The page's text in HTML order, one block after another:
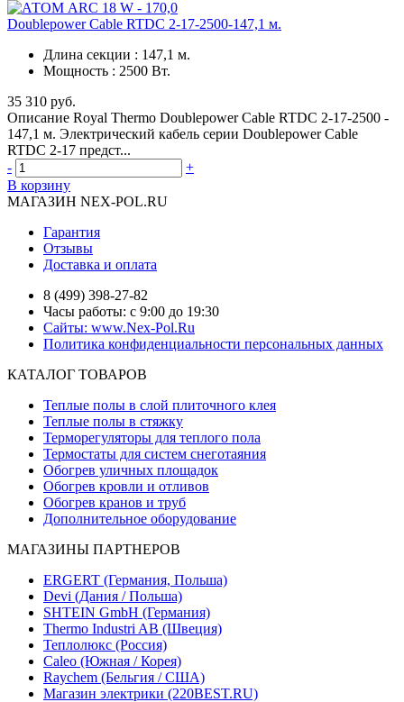
Doublepower Cable RTDC 2-17-2500-147,1 м.
Длина секции : 147,1 м.
Мощность : 2500 Вт.
35 310 руб.
Описание Royal Thermo Doublepower Cable RTDC 2-17-2500 -
147,1 м. Электрический кабель серии Doublepower Cable
RTDC 2-17 предст...
-
+
В корзину
МАГАЗИН NEX-POL.RU
Гарантия
Отзывы
Доставка и оплата
8 (499) 398-27-82
Часы работы: с 9:00 до 19:30
Сайты: www.Nex-Pol.Ru
Политика конфиденциальности персональных данных
КАТАЛОГ ТОВАРОВ
Теплые полы в слой плиточного клея
Теплые полы в стяжку
Терморегуляторы для теплого пола
Термостаты для систем снеготаяния
Обогрев уличных площадок
Обогрев кровли и отливов
Обогрев кранов и труб
Дополнительное оборудование
МАГАЗИНЫ ПАРТНЕРОВ
ERGERT (Германия, Польша)
Devi (Дания / Польша)
SHTEIN GmbH (Германия)
Thermo Industri AB (Швеция)
Теплолюкс (Россия)
Caleo (Южная / Корея)
Raychem (Бельгия / США)
Магазин электрики (220BEST.RU)